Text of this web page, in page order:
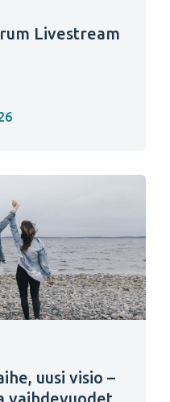
Livestream
uusi visio –